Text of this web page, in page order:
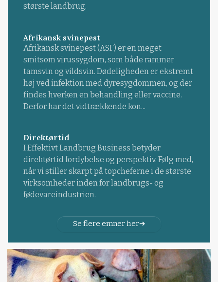
største landbrug.
Afrikansk svinepest
Afrikansk svinepest (ASF) er en meget
smitsom virussygdom, som både rammer
tamsvin og vildsvin. Dødeligheden er ekstremt
høj ved infektion med dyresygdommen, og der
findes hverken en behandling eller vaccine.
Derfor har det vidtrækkende kon...
Direktørtid
I Effektivt Landbrug Business betyder
direktørtid fordybelse og perspektiv. Følg med,
når vi stiller skarpt på topcheferne i de største
virksomheder inden for landbrugs- og
fødevareindustrien.
Se flere emner her